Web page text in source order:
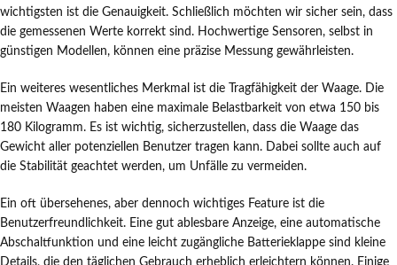
wichtigsten ist die Genauigkeit. Schließlich möchten wir sicher sein, dass
die gemessenen Werte korrekt sind. Hochwertige Sensoren, selbst in
günstigen Modellen, können eine präzise Messung gewährleisten.
Ein weiteres wesentliches Merkmal ist die Tragfähigkeit der Waage. Die
meisten Waagen haben eine maximale Belastbarkeit von etwa 150 bis
180 Kilogramm. Es ist wichtig, sicherzustellen, dass die Waage das
Gewicht aller potenziellen Benutzer tragen kann. Dabei sollte auch auf
die Stabilität geachtet werden, um Unfälle zu vermeiden.
Ein oft übersehenes, aber dennoch wichtiges Feature ist die
Benutzerfreundlichkeit. Eine gut ablesbare Anzeige, eine automatische
Abschaltfunktion und eine leicht zugängliche Batterieklappe sind kleine
Details, die den täglichen Gebrauch erheblich erleichtern können. Einige